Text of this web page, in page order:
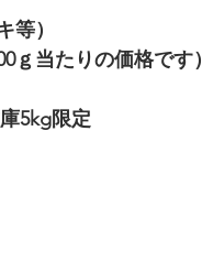
）
ｇ当たりの価格です）
5kg限定